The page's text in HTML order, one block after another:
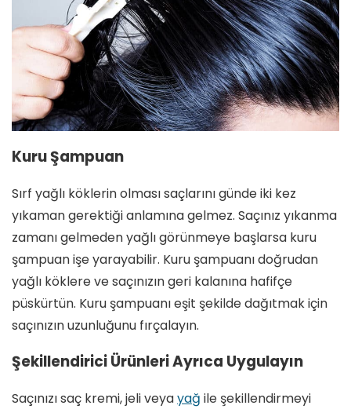
Kuru Şampuan
Sırf yağlı köklerin olması saçlarını günde iki kez
yıkaman gerektiği anlamına gelmez. Saçınız yıkanma
zamanı gelmeden yağlı görünmeye başlarsa kuru
şampuan işe yarayabilir. Kuru şampuanı doğrudan
yağlı köklere ve saçınızın geri kalanına hafifçe
püskürtün. Kuru şampuanı eşit şekilde dağıtmak için
saçınızın uzunluğunu fırçalayın.
Şekillendirici Ürünleri Ayrıca Uygulayın
Saçınızı saç kremi, jeli veyayağ ile şekillendirmeyi